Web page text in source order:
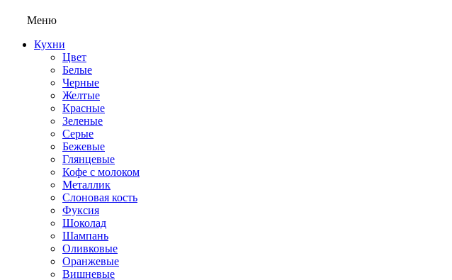
Меню
Кухни
Цвет
Белые
Черные
Желтые
Красные
Зеленые
Серые
Бежевые
Глянцевые
Кофе с молоком
Металлик
Слоновая кость
Фуксия
Шоколад
Шампань
Оливковые
Оранжевые
Вишневые